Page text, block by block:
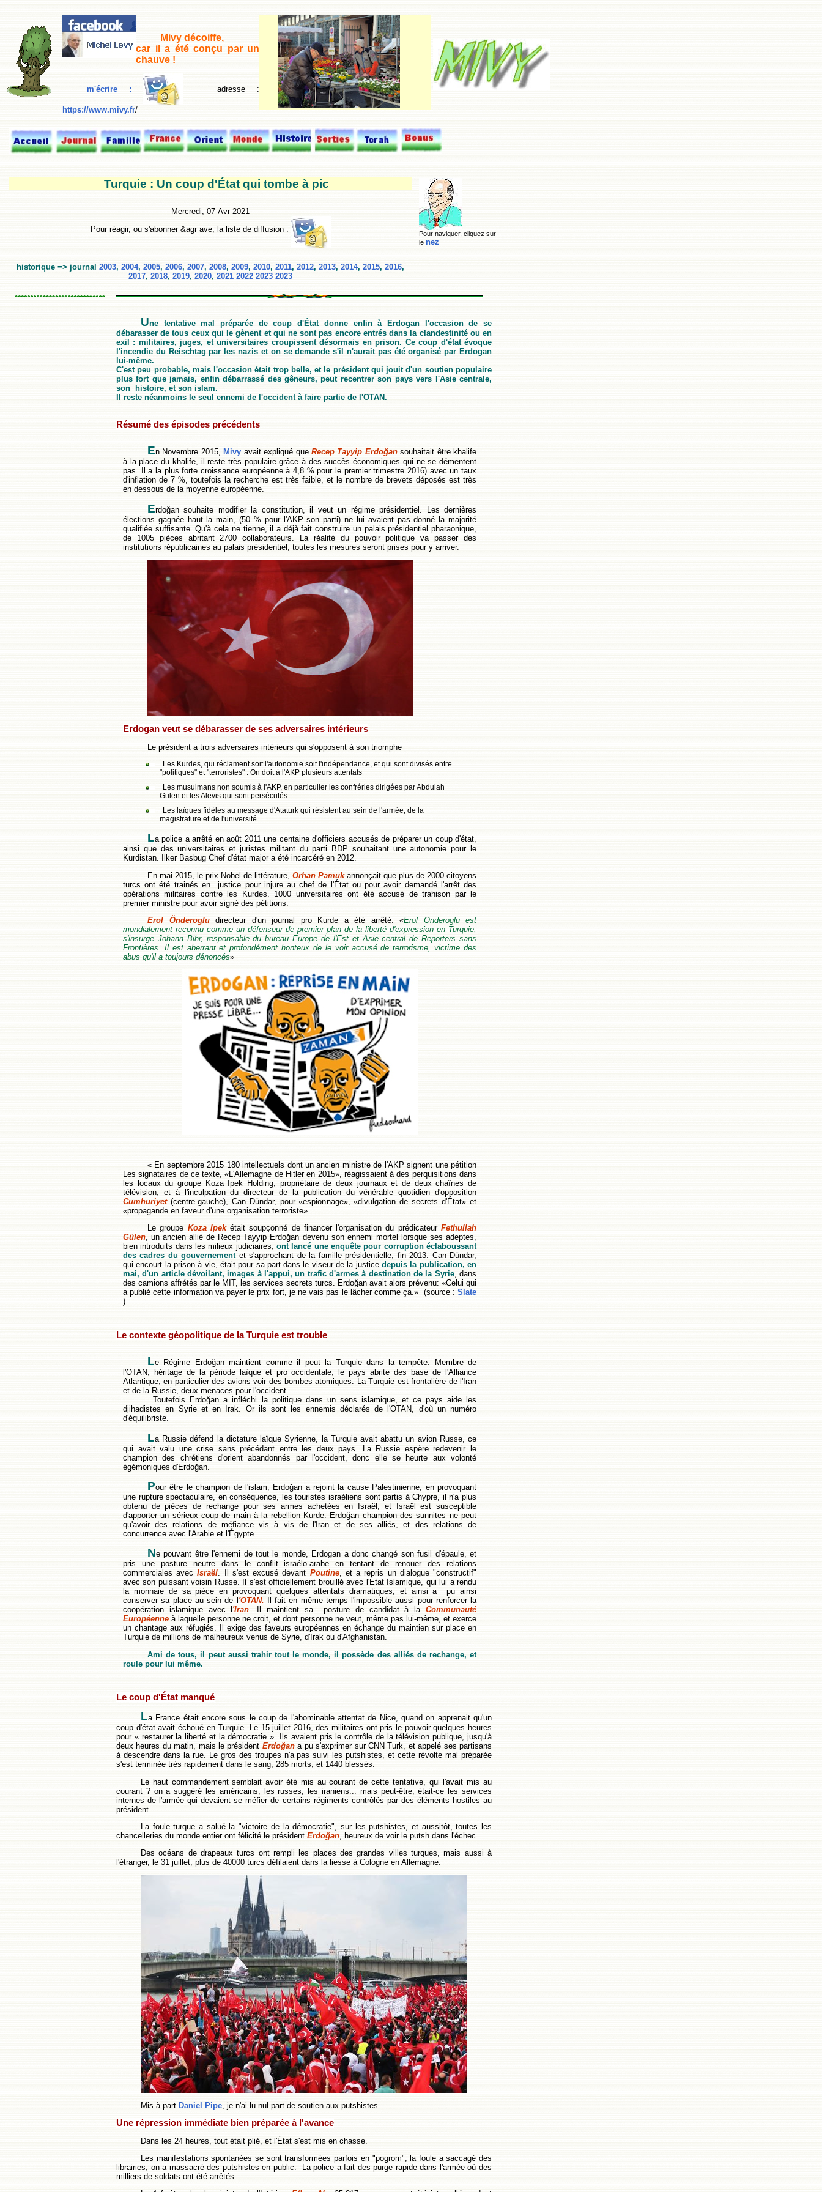
Mivy décoiffe,
car il a été conçu par un
chauve !
m'écrire : adresse :
https://www.mivy.fr/
Turquie : Un coup d'État qui tombe à pic
Mercredi, 07-Avr-2021
Pour réagir, ou s'abonner &agr ave; la liste de diffusion :
Pour naviguer, cliquez sur
le nez
historique => journal 2003, 2004, 2005, 2006, 2007, 2008, 2009, 2010, 2011, 2012, 2013, 2014, 2015, 2016,
2017, 2018, 2019, 2020, 2021 2022 2023 2023
Une tentative mal préparée de coup d'État donne enfin à Erdogan l'occasion de se
débarasser de tous ceux qui le gènent et qui ne sont pas encore entrés dans la clandestinité ou en
exil : militaires, juges, et universitaires croupissent désormais en prison. Ce coup d'état évoque
l'incendie du Reischtag par les nazis et on se demande s'il n'aurait pas été organisé par Erdogan
lui-même.
C'est peu probable, mais l'occasion était trop belle, et le président qui jouit d'un soutien populaire
plus fort que jamais, enfin débarrassé des gêneurs, peut recentrer son pays vers l'Asie centrale,
son histoire, et son islam.
Il reste néanmoins le seul ennemi de l'occident à faire partie de l'OTAN.
Résumé des épisodes précédents
En Novembre 2015, Mivy avait expliqué que Recep Tayyip Erdoğansouhaitait être khalife
à la place du khalife, il reste très populaire grâce à des succès économiques qui ne se démentent
pas. Il a la plus forte croissance européenne à 4,8 % pour le premier trimestre 2016) avec un taux
d'inflation de 7 %, toutefois la recherche est très faible, et le nombre de brevets déposés est très
en dessous de la moyenne européenne.
Erdoğan souhaite modifier la constitution, il veut un régime présidentiel. Les dernières
élections gagnée haut la main, (50 % pour l'AKP son parti) ne lui avaient pas donné la majorité
qualifiée suffisante. Qu'à cela ne tienne, il a déjà fait construire un palais présidentiel pharaonique,
de 1005 pièces abritant 2700 collaborateurs. La réalité du pouvoir politique va passer des
institutions républicaines au palais présidentiel, toutes les mesures seront prises pour y arriver.
Erdogan veut se débarasser de ses adversaires intérieurs
Le président a trois adversaires intérieurs qui s'opposent à son triomphe
Les Kurdes, qui réclament soit l'autonomie soit l'indépendance, et qui sont divisés entre
"politiques" et "terroristes" . On doit à l'AKP plusieurs attentats
Les musulmans non soumis à l'AKP, en particulier les confréries dirigées par Abdulah
Gulen et les Alevis qui sont persécutés.
Les laïques fidèles au message d'Ataturk qui résistent au sein de l'armée, de la
magistrature et de l'université.
La police a arrêté en août 2011 une centaine d'officiers accusés de préparer un coup d'état,
ainsi que des universitaires et juristes militant du parti BDP souhaitant une autonomie pour le
Kurdistan. Ilker Basbug Chef d'état major a été incarcéré en 2012.
En mai 2015, le prix Nobel de littérature, Orhan Pamukannonçait que plus de 2000 citoyens
turcs ont été trainés en justice pour injure au chef de l'État ou pour avoir demandé l'arrêt des
opérations militaires contre les Kurdes. 1000 universitaires ont été accusé de trahison par le
premier ministre pour avoir signé des pétitions.
Erol Önderogludirecteur d'un journal pro Kurde a été arrêté. «Erol Önderoglu est
mondialement reconnu comme un défenseur de premier plan de la liberté d'expression en Turquie,
s'insurge Johann Bihr, responsable du bureau Europe de l'Est et Asie central de Reporters sans
Frontières. Il est aberrant et profondément honteux de le voir accusé de terrorisme, victime des
abus qu'il a toujours dénoncés»
« En septembre 2015 180 intellectuels dont un ancien ministre de l'AKP signent une pétition
Les signataires de ce texte, «L'Allemagne de Hitler en 2015», réagissaient à des perquisitions dans
les locaux du groupe Koza Ipek Holding, propriétaire de deux journaux et de deux chaînes de
télévision, et à l'inculpation du directeur de la publication du vénérable quotidien d'opposition
Cumhuriyet(centre-gauche), Can Dündar, pour «espionnage», «divulgation de secrets d'État» et
«propagande en faveur d'une organisation terroriste».
Le groupe Koza Ipekétait soupçonné de financer l'organisation du prédicateurFethullah
Gülen, un ancien allié de Recep Tayyip Erdoğan devenu son ennemi mortel lorsque ses adeptes,
bien introduits dans les milieux judiciaires, ont lancé une enquête pour corruption éclaboussant
des cadres du gouvernementet s'approchant de la famille présidentielle, fin 2013. Can Dündar,
qui encourt la prison à vie, était pour sa part dans le viseur de la justicedepuis la publication, en
mai, d'un article dévoilant, images à l'appui, un trafic d'armes à destination de la Syrie, dans
des camions affrétés par le MIT, les services secrets turcs. Erdoğan avait alors prévenu: «Celui qui
a publié cette information va payer le prix fort, je ne vais pas le lâcher comme ça.» (source : Slate
)
Le contexte géopolitique de la Turquie est trouble
Le Régime Erdoğan maintient comme il peut la Turquie dans la tempête. Membre de
l'OTAN, héritage de la période laïque et pro occidentale, le pays abrite des base de l'Alliance
Atlantique, en particulier des avions voir des bombes atomiques. La Turquie est frontalière de l'Iran
et de la Russie, deux menaces pour l'occident.
Toutefois Erdoğan a infléchi la politique dans un sens islamique, et ce pays aide les
djihadistes en Syrie et en Irak. Or ils sont les ennemis déclarés de l'OTAN, d'où un numéro
d'équilibriste.
La Russie défend la dictature laïque Syrienne, la Turquie avait abattu un avion Russe, ce
qui avait valu une crise sans précédant entre les deux pays. La Russie espère redevenir le
champion des chrétiens d'orient abandonnés par l'occident, donc elle se heurte aux volonté
égémoniques d'Erdoğan.
Pour être le champion de l'islam, Erdoğan a rejoint la cause Palestinienne, en provoquant
une rupture spectaculaire, en conséquence, les touristes israéliens sont partis à Chypre, il n'a plus
obtenu de pièces de rechange pour ses armes achetées en Israël, et Israël est susceptible
d'apporter un sérieux coup de main à la rebellion Kurde. Erdoğan champion des sunnites ne peut
qu'avoir des relations de méfiance vis à vis de l'Iran et de ses alliés, et des relations de
concurrence avec l'Arabie et l'Égypte.
Ne pouvant être l'ennemi de tout le monde, Erdogan a donc changé son fusil d'épaule, et
pris une posture neutre dans le conflit israélo-arabe en tentant de renouer des relations
commerciales avecIsraël. Il s'est excusé devant Poutine, et a repris un dialogue "constructif"
avec son puissant voisin Russe. Il s'est officiellement brouillé avec l'État Islamique, qui lui a rendu
la monnaie de sa pièce en provoquant quelques attentats dramatiques, et ainsi a pu ainsi
conserver sa place au sein de l 'OTAN. Il fait en même temps l'impossible aussi pour renforcer la
coopération islamique avec l 'Iran. Il maintient sa posture de candidat à laCommunauté
Européenne à laquelle personne ne croit, et dont personne ne veut, même pas lui-même, et exerce
un chantage aux réfugiés. Il exige des faveurs européennes en échange du maintien sur place en
Turquie de millions de malheureux venus de Syrie, d'Irak ou d'Afghanistan.
Ami de tous, il peut aussi trahir tout le monde, il possède des alliés de rechange, et
roule pour lui même.
Le coup d'État manqué
La France était encore sous le coup de l'abominable attentat de Nice, quand on apprenait qu'un
coup d'état avait échoué en Turquie. Le 15 juillet 2016, des militaires ont pris le pouvoir quelques heures
pour « restaurer la liberté et la démocratie ». Ils avaient pris le contrôle de la télévision publique, jusqu'à
deux heures du matin, mais le président Erdoğana pu s'exprimer sur CNN Turk, et appelé ses partisans
à descendre dans la rue. Le gros des troupes n'a pas suivi les putshistes, et cette révolte mal préparée
s'est terminée très rapidement dans le sang, 285 morts, et 1440 blessés.
Le haut commandement semblait avoir été mis au courant de cette tentative, qui l'avait mis au
courant ? on a suggéré les américains, les russes, les iraniens... mais peut-être, était-ce les services
internes de l'armée qui devaient se méfier de certains régiments contrôlés par des éléments hostiles au
président.
La foule turque a salué la "victoire de la démocratie", sur les putshistes, et aussitôt, toutes les
chancelleries du monde entier ont félicité le président Erdoğan , heureux de voir le putsh dans l'échec.
Des océans de drapeaux turcs ont rempli les places des grandes villes turques, mais aussi à
l'étranger, le 31 juillet, plus de 40000 turcs défilaient dans la liesse à Cologne en Allemagne.
Mis à part Daniel Pipe , je n'ai lu nul part de soutien aux putshistes.
Une répression immédiate bien préparée à l'avance
Dans les 24 heures, tout était plié, et l'État s'est mis en chasse.
Les manifestations spontanées se sont transformées parfois en "pogrom", la foule a saccagé des
librairies, on a massacré des putshistes en public. La police a fait des purge rapide dans l'armée où des
milliers de soldats ont été arrêtés.